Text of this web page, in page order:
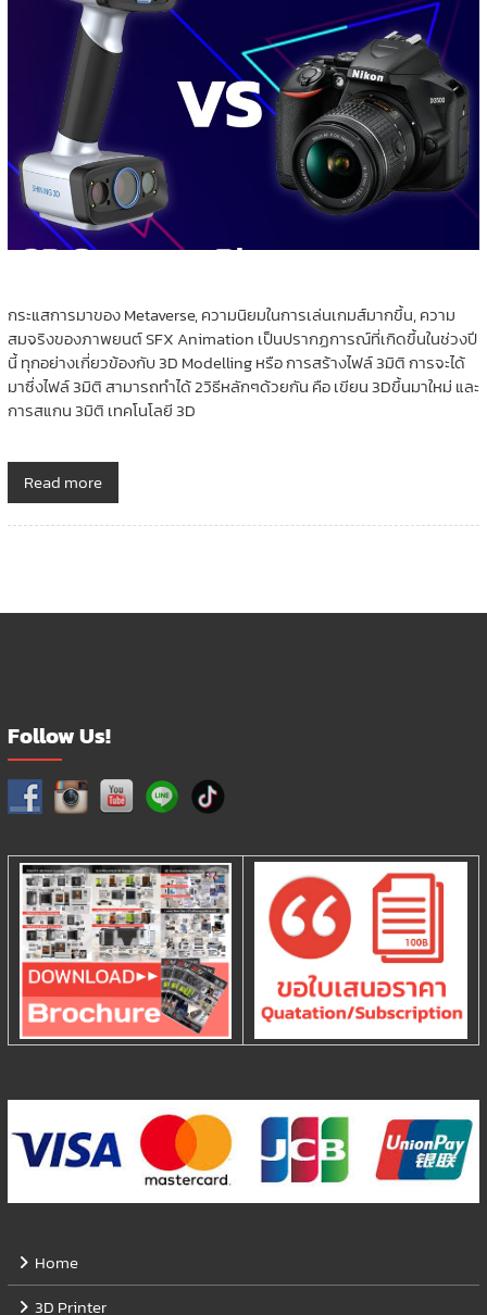
กระแสการมาของ Metaverse, ความนิยมในการเล่นเกมส์มากขึ้น, ความ
สมจริงของภาพยนต์ SFX Animation เป็นปรากฏการณ์ที่เกิดขึ้นในช่วงปี
นี้ ทุกอย่างเกี่ยวข้องกับ 3D Modelling หรือ การสร้างไฟล์ 3มิติ การจะได้
มาซึ่งไฟล์ 3มิติ สามารถทำได้ 2วิธีหลักๆด้วยกัน คือ เขียน 3Dขึ้นมาใหม่ และ
การสแกน 3มิติ เทคโนโลยี 3D
Read more
Follow Us!
Home
3D Printer